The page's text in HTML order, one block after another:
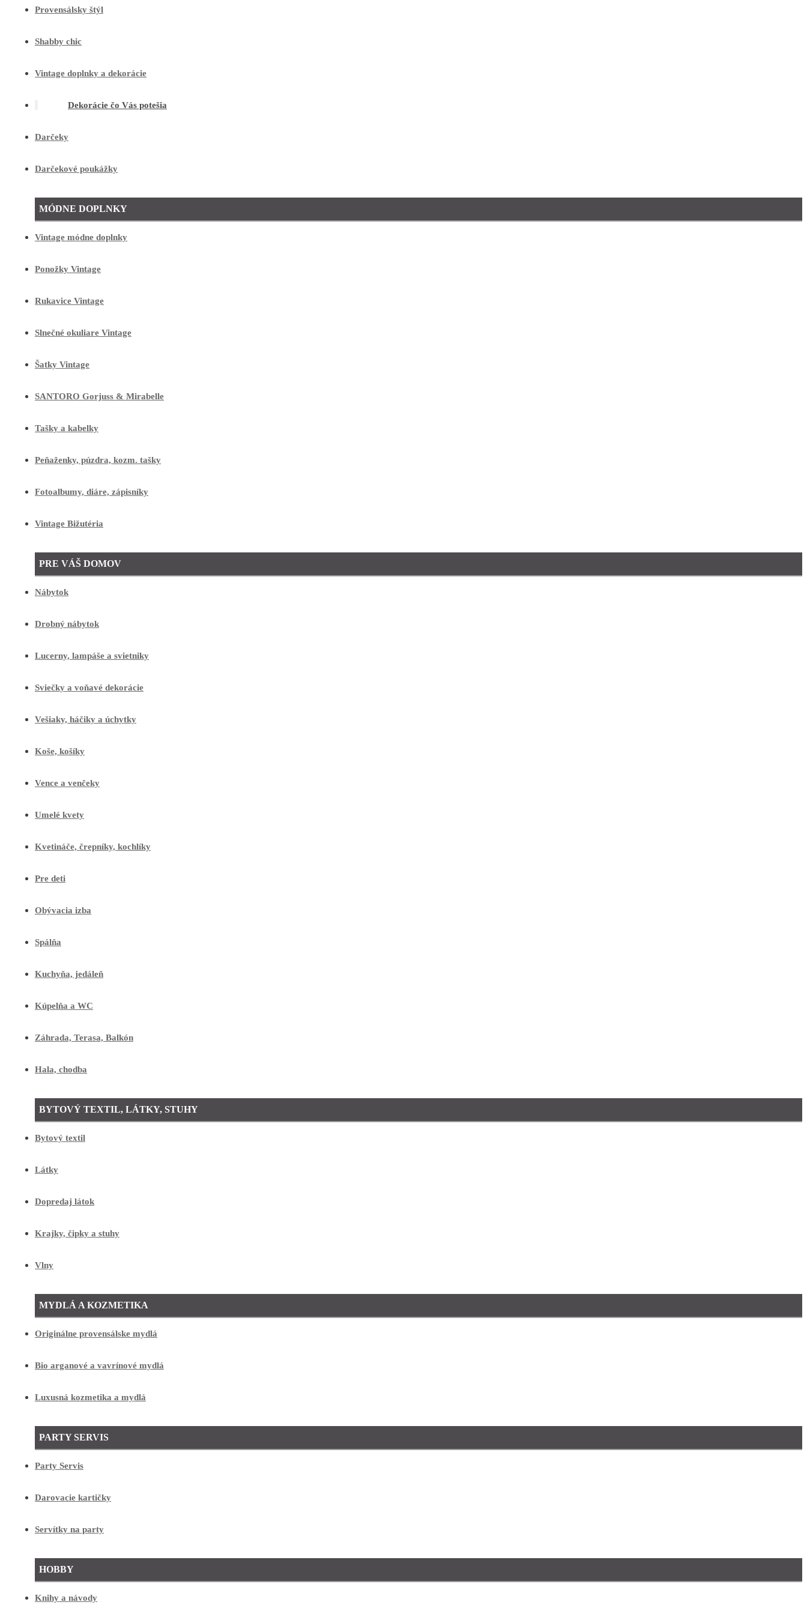
Provensálsky štýl
Shabby chic
Vintage doplnky a dekorácie
Dekorácie čo Vás potešia
Darčeky
Darčekové poukážky
MÓDNE DOPLNKY
Vintage módne doplnky
Ponožky Vintage
Rukavice Vintage
Slnečné okuliare Vintage
Šatky Vintage
SANTORO Gorjuss & Mirabelle
Tašky a kabelky
Peňaženky, púzdra, kozm. tašky
Fotoalbumy, diáre, zápisníky
Vintage Bižutéria
PRE VÁŠ DOMOV
Nábytok
Drobný nábytok
Lucerny, lampáše a svietniky
Sviečky a voňavé dekorácie
Vešiaky, háčiky a úchytky
Koše, košíky
Vence a venčeky
Umelé kvety
Kvetináče, črepníky, kochlíky
Pre deti
Obývacia izba
Spálňa
Kuchyňa, jedáleň
Kúpelňa a WC
Záhrada, Terasa, Balkón
Hala, chodba
BYTOVÝ TEXTIL, LÁTKY, STUHY
Bytový textil
Látky
Dopredaj látok
Krajky, čipky a stuhy
Vlny
MYDLÁ A KOZMETIKA
Originálne provensálske mydlá
Bio arganové a vavrínové mydlá
Luxusná kozmetika a mydlá
PARTY SERVIS
Party Servis
Darovacie kartičky
Servítky na party
HOBBY
Knihy a návody